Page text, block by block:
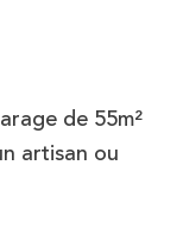
de 55m²
artisan ou